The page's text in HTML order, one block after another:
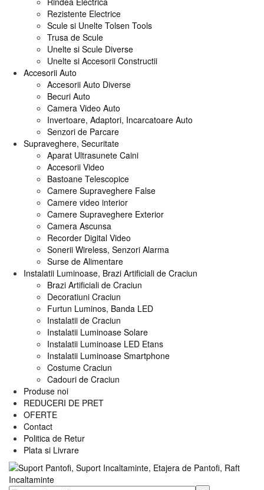
Rezistente Electrice
Scule si Unelte Tolsen Tools
Trusa de Scule
Unelte si Scule Diverse
Unelte si Accesorii Constructii
Accesorii Auto
Accesorii Auto Diverse
Becuri Auto
Camera Video Auto
Invertoare, Adaptori, Incarcatoare Auto
Senzori de Parcare
Supraveghere, Securitate
Aparat Ultrasunete Caini
Accesorii Video
Bastoane Telescopice
Camere Supraveghere False
Camere video interior
Camere Supraveghere Exterior
Camera Ascunsa
Recorder Digital Video
Sonerii Wireless, Senzori Alarma
Surse de Alimentare
Instalatii Luminoase, Brazi Artificiali de Craciun
Brazi Artificiali de Craciun
Decoratiuni Craciun
Furtun Luminos, Banda LED
Instalatii de Craciun
Instalatii Luminoase Solare
Instalatii Luminoase LED Etans
Instalatii Luminoase Smartphone
Costume Craciun
Cadouri de Craciun
Produse noi
REDUCERI DE PRET
OFERTE
Contact
Politica de Retur
Plata si Livrare